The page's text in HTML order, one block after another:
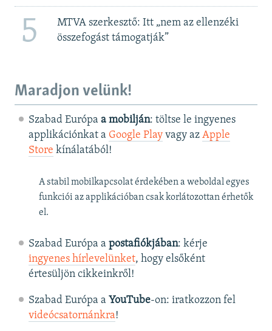
5
MTVA szerkesztő: Itt „nem az ellenzéki
összefogást támogatják”
Maradjon velünk!
Szabad Európa a mobilján: töltse le ingyenes
applikációnkat a Google Playvagy az Apple
Store kínálatából!
A stabil mobilkapcsolat érdekében a weboldal egyes
funkciói az applikációban csak korlátozottan érhetők
el.
Szabad Európa a postafiókjában: kérje
ingyenes hírlevelünket, hogy elsőként
értesüljön cikkeinkről!
Szabad Európa a YouTube-on: iratkozzon fel
videócsatornánkra!